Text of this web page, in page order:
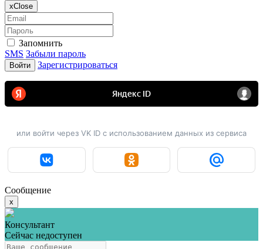
xClose
Запомнить
SMS Забыли пароль
Войти Зарегистрироваться
или войти через VK ID с использованием данных из сервиса
Сообщение
x
Консультант
Сейчас недоступен